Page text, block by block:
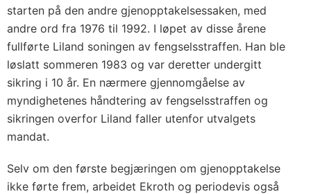
starten på den andre gjenopptakelsessaken, med
andre ord fra 1976 til 1992. I løpet av disse årene
fullførte Liland soningen av fengselsstraffen. Han ble
løslatt sommeren 1983 og var deretter undergitt
sikring i 10 år. En nærmere gjennomgåelse av
myndighetenes håndtering av fengselsstraffen og
sikringen overfor Liland faller utenfor utvalgets
mandat.
Selv om den første begjæringen om gjenopptakelse
ikke førte frem, arbeidet Ekroth og periodevis også